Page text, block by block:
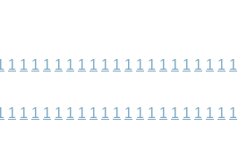
1 1 1 1 1 1 1 1 1 1 1 1 1 1 1 1 1 1 1 1
1 1 1 1 1 1 1 1 1 1 1 1 1 1 1 1 1 1 1 1